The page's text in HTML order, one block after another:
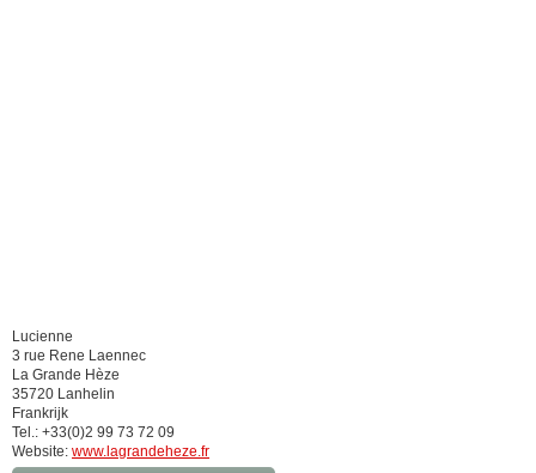
Lucienne
3 rue Rene Laennec
La Grande Hèze
35720 Lanhelin
Frankrijk
Tel.: +33(0)2 99 73 72 09
Website: www.lagrandeheze.fr